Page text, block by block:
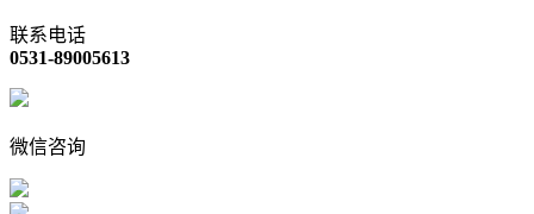
联系电话
0531-89005613
微信咨询